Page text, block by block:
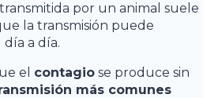
por un animal suele
la transmisión puede
a día.
el contagiose produce sin
más comunes